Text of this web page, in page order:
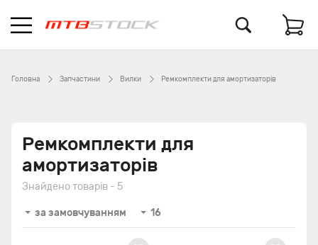
Головна Запчастини Вилки Ремкомплекти для амортизаторів
Ремкомплекти для
амортизаторів
Знайдено товарів - 5
за замовчуванням 16